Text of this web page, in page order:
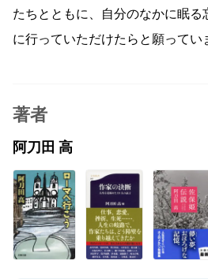
たちとともに、自分のなかに眠る
に行っていただけたらと願ってい
著者
阿刀田 高